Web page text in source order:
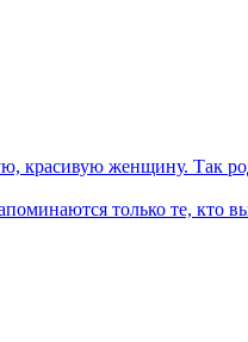
женщину. Так
только те, кто